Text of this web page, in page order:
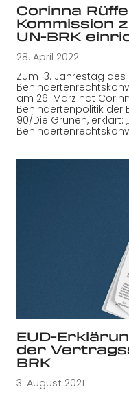
Corinna
Kommission
UN-BRK
28. April 2022
Zum 13. Jahrestag
am 26. März hat
Behindertenpolitik der
90/Die Grünen, erklärt:
EUD-
der
BRK
3. August 2021